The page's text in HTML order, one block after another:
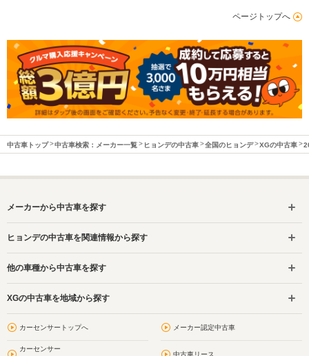
ページトップへ
中古車トップ 中古車検索：メーカー一覧 ヒョンデの中古車 全国のヒョンデ XGの中古車
メーカーから中古車を探す
ヒョンデの中古車を関連情報から探す
他の車種から中古車を探す
XGの中古車を地域から探す
カーセンサートップへ メーカー認定中古車
カーセンサー
中古車リース